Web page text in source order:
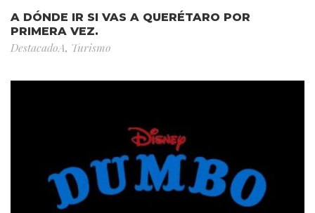
A DÓNDE IR SI VAS A QUERÉTARO POR
PRIMERA VEZ.
DestacadoA, Turismo